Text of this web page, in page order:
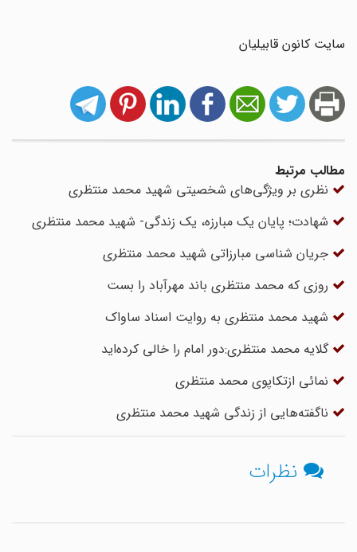
سایت کانون قابیلیان
مطالب مرتبط
نظری بر ویژگی‌های شخصیتی شهید محمد منتظری
شهادت؛ پایان یک مبارزه، یک زندگی- شهید محمد منتظری
جریان شناسی مبارزاتی شهید محمد منتظری
روزی که محمد منتظری باند مهرآباد را بست
شهید محمد منتظری به روایت اسناد ساواک
گلایه محمد منتظری:دور امام را خالی کرده‌اید
نمائی ازتکاپوی محمد منتظری
ناگفته‌هایی از زندگی شهید محمد منتظری
نظرات